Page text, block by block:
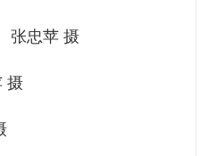
张忠苹 摄
摄